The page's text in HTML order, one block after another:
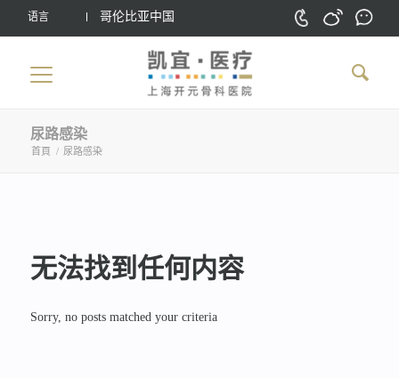
语言 哥伦比亚中国
尿路感染
首頁 / 尿路感染
无法找到任何内容
Sorry, no posts matched your criteria